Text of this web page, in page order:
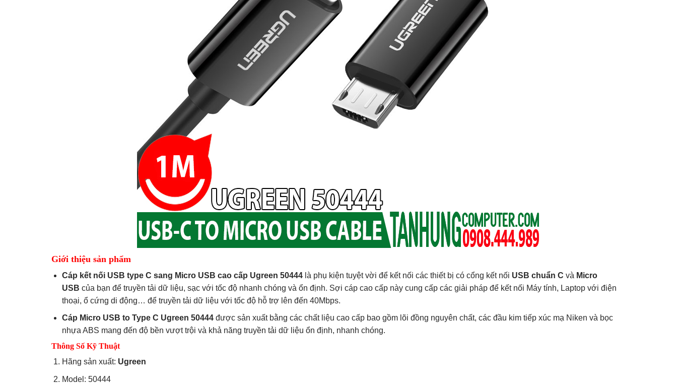
Giới thiệu sản phẩm
Cáp kết nối USB type C sang Micro USB cao cấp Ugreen 50444 là phụ kiện tuyệt vời để kết nối các thiết bị có cổng kết nối USB chuẩn C và Micro
USB của bạn để truyền tải dữ liệu, sạc với tốc độ nhanh chóng và ổn định. Sợi cáp cao cấp này cung cấp các giải pháp để kết nối Máy tính, Laptop với điện
thoại, ổ cứng di động… để truyền tải dữ liệu với tốc độ hỗ trợ lên đến 40Mbps.
Cáp Micro USB to Type C Ugreen 50444được sản xuất bằng các chất liệu cao cấp bao gồm lõi đồng nguyên chất, các đầu kim tiếp xúc mạ Niken và bọc
nhựa ABS mang đến độ bền vượt trội và khả năng truyền tải dữ liệu ổn định, nhanh chóng.
Thông Số Kỹ Thuật
Hãng sản xuất: Ugreen
Model: 50444